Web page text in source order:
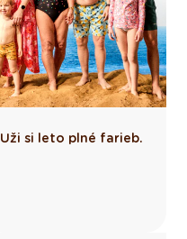
Uži si leto plné farieb.